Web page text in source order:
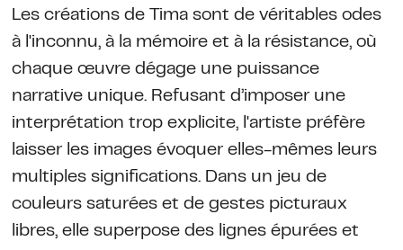
Les créations de Tima sont de véritables odes
à l'inconnu, à la mémoire et à la résistance, où
chaque œuvre dégage une puissance
narrative unique. Refusant d’imposer une
interprétation trop explicite, l'artiste préfère
laisser les images évoquer elles-mêmes leurs
multiples significations. Dans un jeu de
couleurs saturées et de gestes picturaux
libres, elle superpose des lignes épurées et